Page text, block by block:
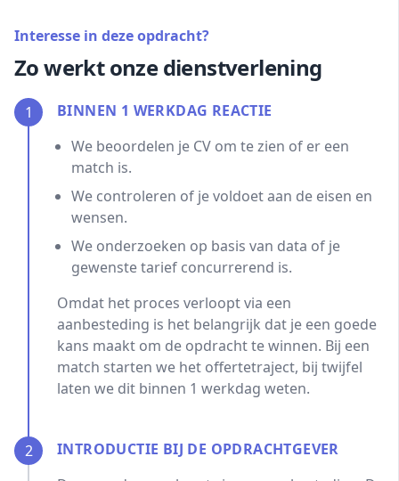
Interesse in deze opdracht?
Zo werkt onze dienstverlening
1
BINNEN 1 WERKDAG REACTIE
We beoordelen je CV om te zien of er een
match is.
We controleren of je voldoet aan de eisen en
wensen.
We onderzoeken op basis van data of je
gewenste tarief concurrerend is.
Omdat het proces verloopt via een
aanbesteding is het belangrijk dat je een goede
kans maakt om de opdracht te winnen. Bij een
match starten we het offertetraject, bij twijfel
laten we dit binnen 1 werkdag weten.
2
INTRODUCTIE BIJ DE OPDRACHTGEVER